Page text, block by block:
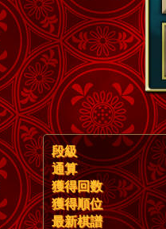
段級
通算
獲得回数
獲得順位
最新棋譜